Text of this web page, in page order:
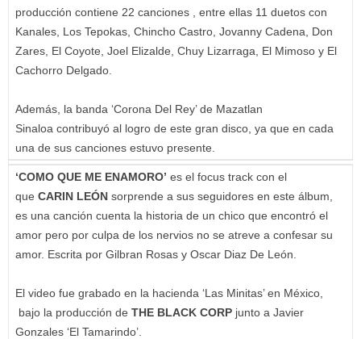
producción contiene 22 canciones , entre ellas 11 duetos con
Kanales, Los Tepokas, Chincho Castro, Jovanny Cadena, Don
Zares, El Coyote, Joel Elizalde, Chuy Lizarraga, El Mimoso y El
Cachorro Delgado.
Además, la banda ‘Corona Del Rey’ de Mazatlan
Sinaloa contribuyó al logro de este gran disco, ya que en cada
una de sus canciones estuvo presente.
‘COMO QUE ME ENAMORO’ es el focus track con el
que CARIN LEÓN sorprende a sus seguidores en este álbum,
es una canción cuenta la historia de un chico que encontró el
amor pero por culpa de los nervios no se atreve a confesar su
amor. Escrita por Gilbran Rosas y Oscar Diaz De León.
El video fue grabado en la hacienda ‘Las Minitas’ en México,
bajo la producción de THE BLACK CORP junto a Javier
Gonzales ‘El Tamarindo’.